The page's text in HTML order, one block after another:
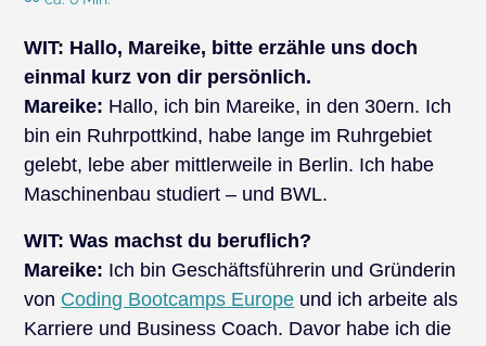
WIT: Hallo, Mareike, bitte erzähle uns doch
einmal kurz von dir persönlich.
Mareike: Hallo, ich bin Mareike, in den 30ern. Ich
bin ein Ruhrpottkind, habe lange im Ruhrgebiet
gelebt, lebe aber mittlerweile in Berlin. Ich habe
Maschinenbau studiert – und BWL.
WIT: Was machst du beruflich?
Mareike: Ich bin Geschäftsführerin und Gründerin
von Coding Bootcamps Europe und ich arbeite als
Karriere und Business Coach. Davor habe ich die